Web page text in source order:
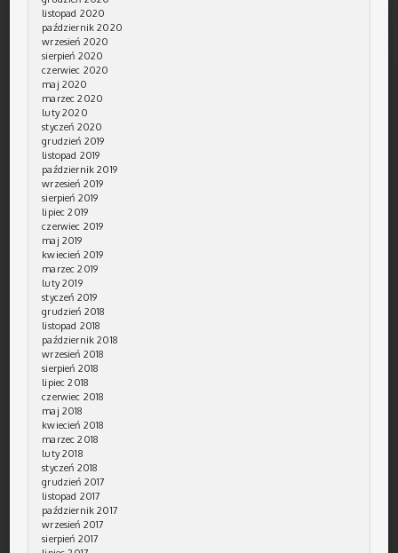
listopad 2020
październik 2020
wrzesień 2020
sierpień 2020
czerwiec 2020
maj 2020
marzec 2020
luty 2020
styczeń 2020
grudzień 2019
listopad 2019
październik 2019
wrzesień 2019
sierpień 2019
lipiec 2019
czerwiec 2019
maj 2019
kwiecień 2019
marzec 2019
luty 2019
styczeń 2019
grudzień 2018
listopad 2018
październik 2018
wrzesień 2018
sierpień 2018
lipiec 2018
czerwiec 2018
maj 2018
kwiecień 2018
marzec 2018
luty 2018
styczeń 2018
grudzień 2017
listopad 2017
październik 2017
wrzesień 2017
sierpień 2017